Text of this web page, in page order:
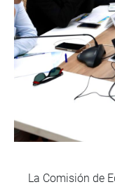
La Comisión de